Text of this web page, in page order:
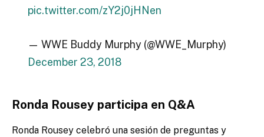
pic.twitter.com/zY2j0jHNen
— WWE Buddy Murphy (@WWE_Murphy)
December 23, 2018
Ronda Rousey participa en Q&A
Ronda Rousey celebró una sesión de preguntas y